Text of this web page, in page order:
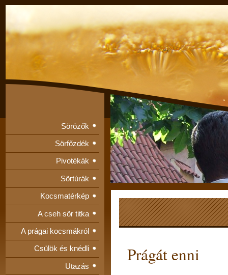
Sörözők
Sörfőzdék
Pivotékák
Sörtúrák
Kocsmatérkép
A cseh sör titka
A prágai kocsmákról
Csülök és knédli
Utazás
Prágát enni